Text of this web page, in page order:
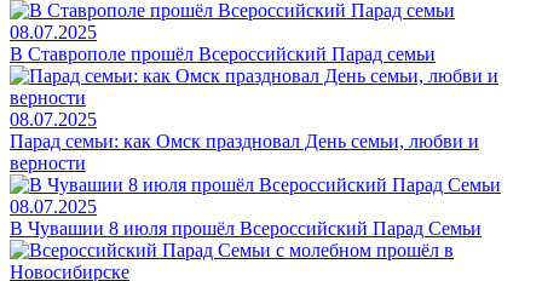
08.07.2025
В Ставрополе прошёл Всероссийский Парад семьи
08.07.2025
Парад семьи: как Омск праздновал День семьи, любви и
верности
08.07.2025
В Чувашии 8 июля прошёл Всероссийский Парад Семьи